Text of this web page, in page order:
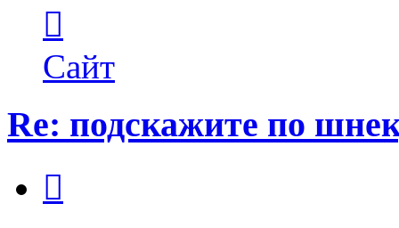
пользователя
ПластСтер
Сайт
Re: подскажите по